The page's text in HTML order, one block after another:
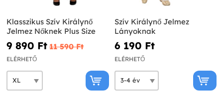
Klasszikus Szív Királynő
Jelmez Nőknek Plus Size
9 890 Ft‎ 11 590 Ft‎
ELÉRHETŐ
Szív Királynő Jelmez
Lányoknak
6 190 Ft‎
ELÉRHETŐ